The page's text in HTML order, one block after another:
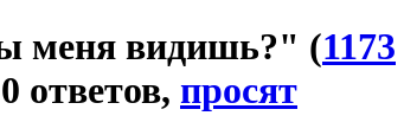
видишь?" (1173
ответов, просят